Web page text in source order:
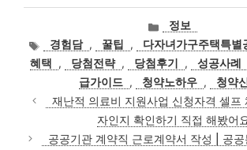
카
테
고
리
정보
태
그
경험담 , 꿀팁 , 다자녀가구주택특별
혜택
, 당첨전략 , 당첨후기 , 성공사례
급가이드 , 청약노하우 ,
청약
재난적 의료비 지원사업 신청자격 셀프
자인지 확인하기 직접 해봤어
공공기관 계약직 근로계약서 작성 | 공